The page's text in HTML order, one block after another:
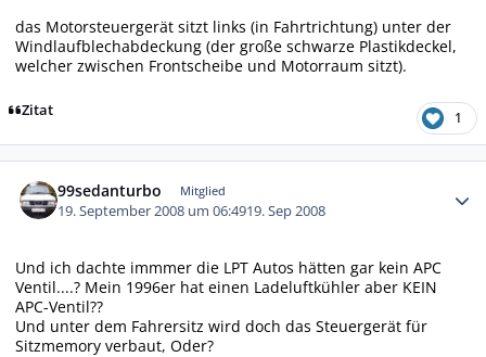
das Motorsteuergerät sitzt links (in Fahrtrichtung) unter der
Windlaufblechabdeckung (der große schwarze Plastikdeckel,
welcher zwischen Frontscheibe und Motorraum sitzt).
Zitat 1
99sedanturbo Mitglied
19. September 2008 um 06:4919. Sep 2008
Und ich dachte immmer die LPT Autos hätten gar kein APC
Ventil....? Mein 1996er hat einen Ladeluftkühler aber KEIN
APC-Ventil??
Und unter dem Fahrersitz wird doch das Steuergerät für
Sitzmemory verbaut, Oder?